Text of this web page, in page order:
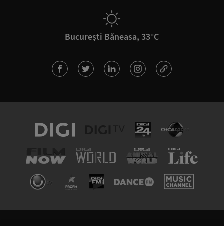
București Băneasa, 33°C